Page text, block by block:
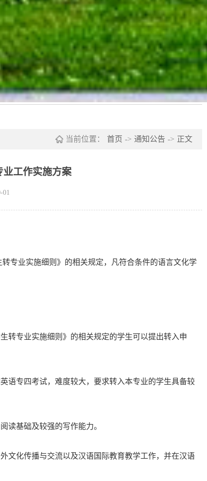
当前位置： 首页 -> 通知公告 -> 正文
业工作实施方案
01
专业实施细则》的相关规定，凡符合条件的语言文化学
转专业实施细则》的相关规定的学生可以提出转入申
语专四考试，难度较大，要求转入本专业的学生具备较
读基础及较强的写作能力。
文化传播与交流以及汉语国际教育教学工作，并在汉语